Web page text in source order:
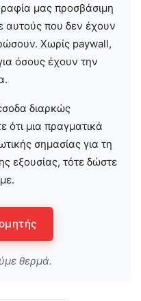
μας προσβάσιμη
αυτούς που δεν έχουν
Χωρίς paywall,
όσους έχουν την
διαρκώς
ότι μια πραγματικά
σημασίας για τη
εξουσίας, τότε δώστε
θερμά.